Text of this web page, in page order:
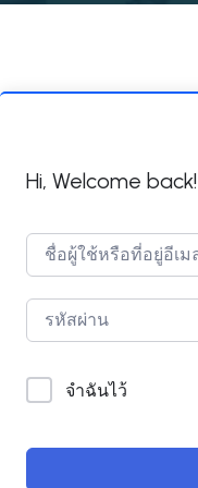
Hi, Welcome back!
จำฉันไว้